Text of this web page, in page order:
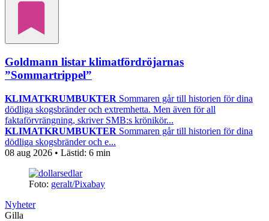
Goldmann listar klimatfördröjarnas
”Sommartrippel”
KLIMATKRUMBUKTER Sommaren går till historien för dina
dödliga skogsbränder och extremhetta. Men även för all
faktaförvrängning, skriver SMB:s krönikör...
KLIMATKRUMBUKTER Sommaren går till historien för dina
dödliga skogsbränder och e...
08 aug 2026 • Lästid: 6 min
Foto: geralt/Pixabay
Nyheter
Gilla